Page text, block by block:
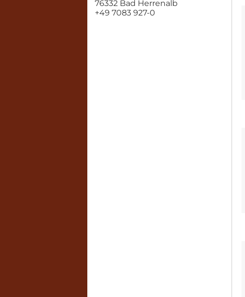
76332 Bad Herrenalb
+49 7083 927-0